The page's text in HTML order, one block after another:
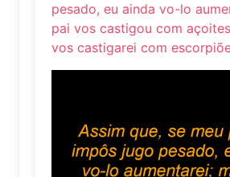
pesado, eu ainda vo-lo
pai vos castigou com
vos castigarei com